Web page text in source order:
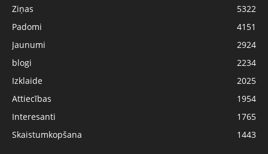
Ziņas
5322
Padomi
4151
Jaunumi
2924
blogi
2234
Izklaide
2025
Attiecības
1954
Interesanti
1765
Skaistumkopšana
1443